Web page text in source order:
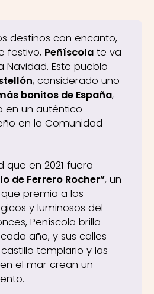
destinos con encanto,
festivo, Peñíscola te va
Este pueblo
, considerado uno
bonitos de España,
en un auténtico
en la Comunidad
que en 2021 fuera
de Ferrero Rocher”, un
premia a los
y luminosos del
Peñíscola brilla
año, y sus calles
templario y las
el mar crean un